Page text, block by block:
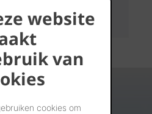
website
van
cookies om